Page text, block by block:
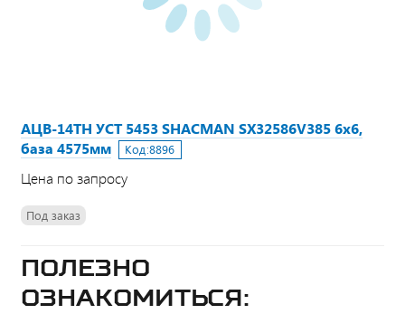
АЦВ-14ТН УСТ 5453 SHACMAN SX32586V385 6х6,
база 4575мм
Код:8896
Цена по запросу
Под заказ
Полезно
ознакомиться: